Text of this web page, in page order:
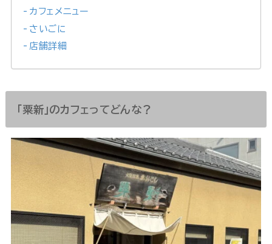
カフェメニュー
さいごに
店舗詳細
「粟新」のカフェってどんな？